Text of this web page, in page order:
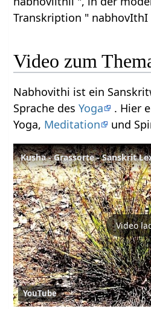
Transkription " nabhovIthI
Video zum
Nabhovithi ist ein
Sprache desYoga
. Hier
Yoga, Meditation und
Kusha - Grassorte - Sanskrit
Video
YouTube